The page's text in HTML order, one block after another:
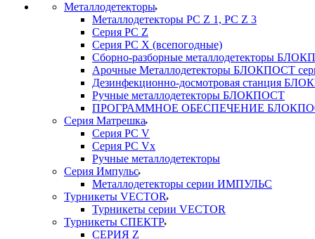
Металлодетекторы
Металлодетекторы РС Z 1, PC Z 3
Серия РС Z
Серия РС X (всепогодные)
Сборно-разборные металлодетекторы
Арочные Металлодетекторы БЛОКПОСТ
Дезинфекционно-досмотровая станция
Ручные металлодетекторы БЛОКПОСТ
ПРОГРАММНОЕ ОБЕСПЕЧЕНИЕ
Серия Матрешка
Серия PC V
Серия PC Vx
Ручные металлодетекторы
Серия Импульс
Металлодетекторы серии ИМПУЛЬС
Турникеты VECTOR
Турникеты серии VECTOR
Турникеты СПЕКТР
СЕРИЯ Z